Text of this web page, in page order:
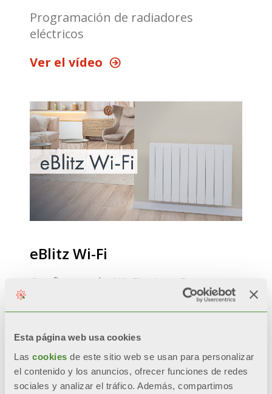
Esta página web usa cookies
Las cookies de este sitio web se usan para personalizar
el contenido y los anuncios, ofrecer funciones de redes
sociales y analizar el tráfico. Además, compartimos
Programación de radiadores
eléctricos
Ver el vídeo
eBlitz Wi-Fi
Configuración Wi-Fi y App Domus